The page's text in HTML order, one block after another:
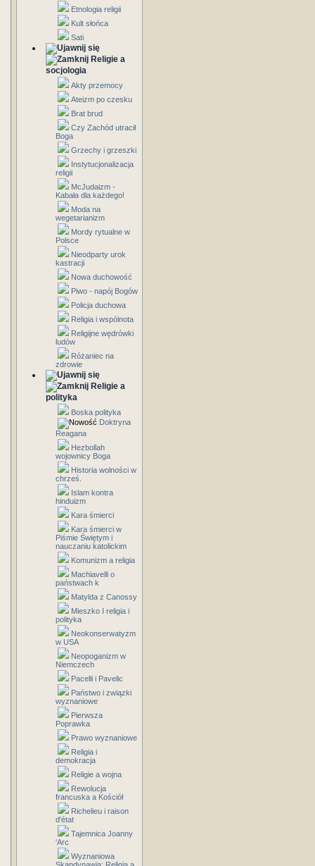
Etnologia religii
Kult słońca
Sati
Religie a
socjologia
Akty przemocy
Ateizm po czesku
Brat brud
Czy Zachód utracił
Boga
Grzechy i grzeszki
Instytucjonalizacja
religii
McJudaizm -
Kabała dla każdego!
Moda na
wegetarianizm
Mordy rytualne w
Polsce
Nieodparty urok
kastracji
Nowa duchowość
Piwo - napój Bogów
Policja duchowa
Religia i wspólnota
Religijne wędrówki
ludów
Różaniec na
zdrowie
Religie a
polityka
Boska polityka
Doktryna
Reagana
Hezbollah
wojownicy Boga
Historia wolności w
chrześ.
Islam kontra
hinduizm
Kara śmierci
Kara śmierci w
Piśmie Świętym i
nauczaniu katolickim
Komunizm a religia
Machiavelli o
państwach k
Matylda z Canossy
Mieszko I religia i
polityka
Neokonserwatyzm
w USA
Neopoganizm w
Niemczech
Pacelli i Pavelic
Państwo i związki
wyznaniowe
Pierwsza
Poprawka
Prawo wyznaniowe
Religia i
demokracja
Religie a wojna
Rewolucja
francuska a Kościół
Richelieu i raison
d'état
Tajemnica Joanny
'Arc
Wyznaniowa